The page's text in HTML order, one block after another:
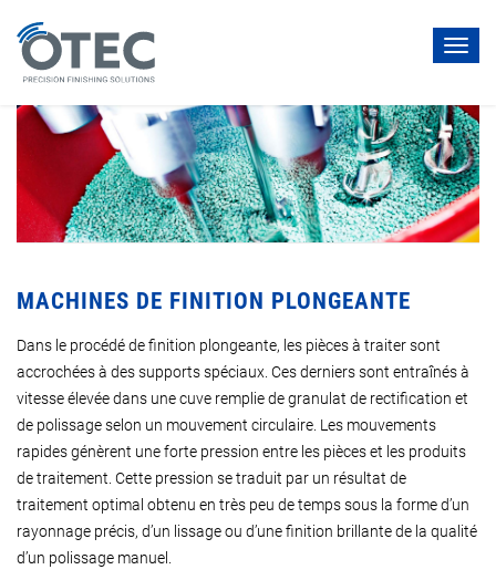
MACHINES DE FINITION PLONGEANTE
Dans le procédé de finition plongeante, les pièces à traiter sont
accrochées à des supports spéciaux. Ces derniers sont entraînés à
vitesse élevée dans une cuve remplie de granulat de rectification et
de polissage selon un mouvement circulaire. Les mouvements
rapides génèrent une forte pression entre les pièces et les produits
de traitement. Cette pression se traduit par un résultat de
traitement optimal obtenu en très peu de temps sous la forme d’un
rayonnage précis, d’un lissage ou d’une finition brillante de la qualité
d’un polissage manuel.